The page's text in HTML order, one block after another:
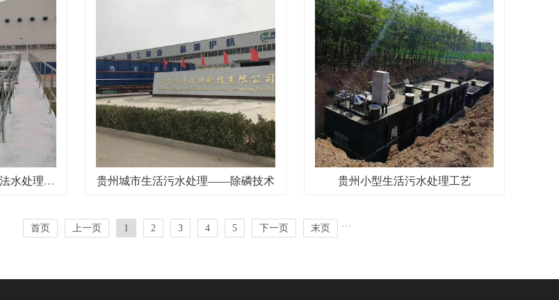
贵州生活污水深度处理膜法水处理技术的应用 贵州城市生活污水处理——除磷技术 贵州小型生活污水处理工艺
首页 上一页 1 2 3 4 5 ···
下一页 末页